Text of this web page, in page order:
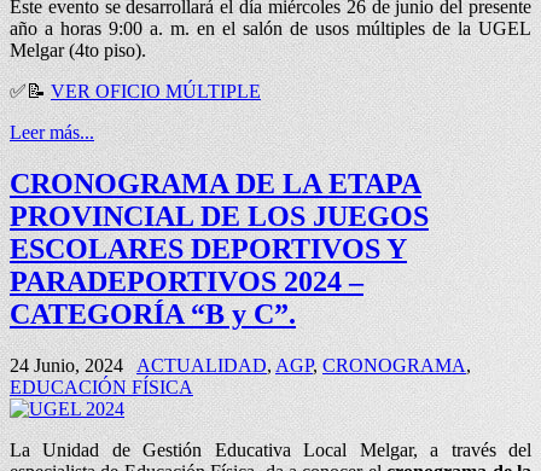
Este evento se desarrollará el día miércoles 26 de junio del presente
año a horas 9:00 a. m. en el salón de usos múltiples de la UGEL
Melgar (4to piso).
✅📝VER OFICIO MÚLTIPLE
Leer más...
CRONOGRAMA DE LA ETAPA
PROVINCIAL DE LOS JUEGOS
ESCOLARES DEPORTIVOS Y
PARADEPORTIVOS 2024 –
CATEGORÍA “B y C”.
24 Junio, 2024 ACTUALIDAD, AGP, CRONOGRAMA,
EDUCACIÓN FÍSICA
La Unidad de Gestión Educativa Local Melgar, a través del